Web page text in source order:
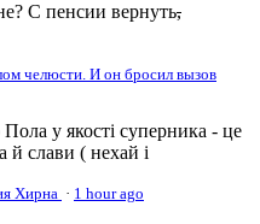
С пенсии вернуть,
челюсти. И он бросил вызов
у якості суперника - це
й слави ( нехай і
Хирна · 1 hour ago